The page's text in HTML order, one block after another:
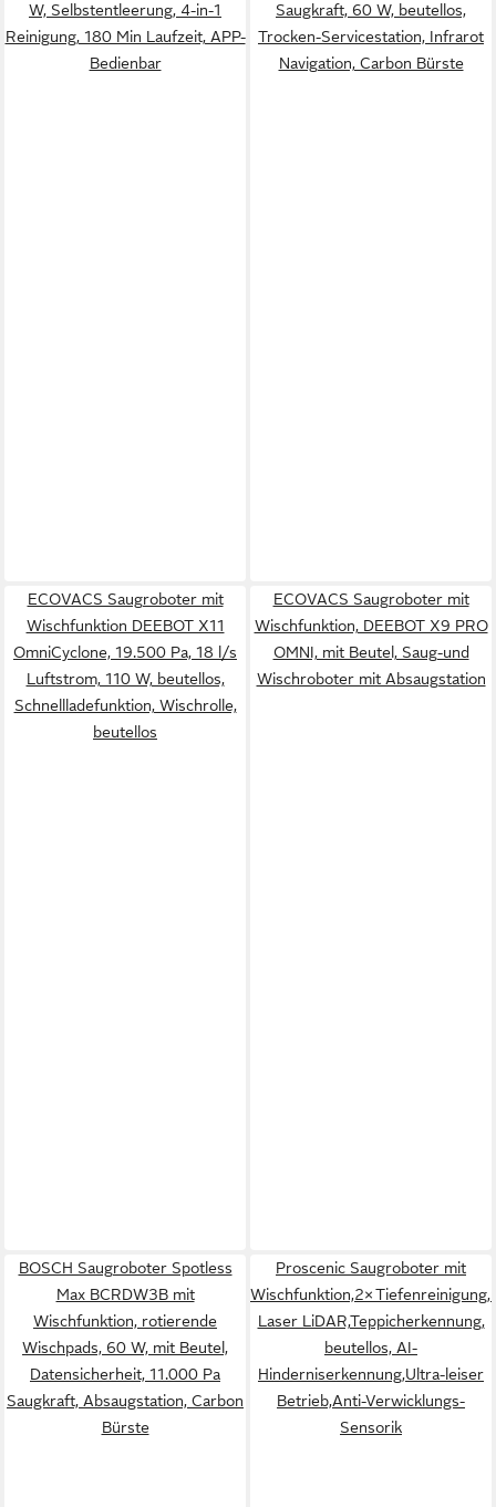
W, Selbstentleerung, 4-in-1
Reinigung, 180 Min Laufzeit, APP-
Bedienbar
Saugkraft, 60 W, beutellos,
Trocken-Servicestation, Infrarot
Navigation, Carbon Bürste
ECOVACS Saugroboter mit
Wischfunktion DEEBOT X11
OmniCyclone, 19.500 Pa, 18 l/s
Luftstrom, 110 W, beutellos,
Schnellladefunktion, Wischrolle,
beutellos
ECOVACS Saugroboter mit
Wischfunktion, DEEBOT X9 PRO
OMNI, mit Beutel, Saug-und
Wischroboter mit Absaugstation
BOSCH Saugroboter Spotless
Max BCRDW3B mit
Wischfunktion, rotierende
Wischpads, 60 W, mit Beutel,
Datensicherheit, 11.000 Pa
Saugkraft, Absaugstation, Carbon
Bürste
Proscenic Saugroboter mit
Wischfunktion,2×
Laser LiDAR,Teppicherkennung,
beutellos, AI-
Hinderniserkennung,Ultra-leiser
Betrieb,Anti-Verwicklungs-
Sensorik